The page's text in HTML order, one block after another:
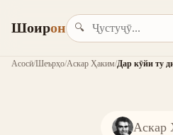
Шоирон 🔍
Асосӣ/Шеърҳо/Аскар Ҳаким/Дар кӯйи ту
Аскар